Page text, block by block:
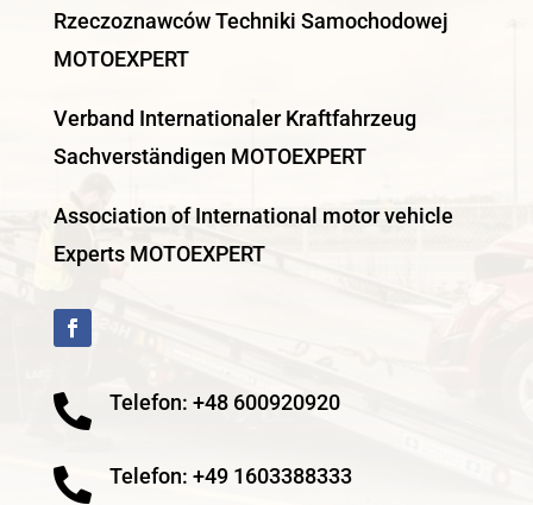
Rzeczoznawców Techniki Samochodowej
MOTOEXPERT
Verband Internationaler Kraftfahrzeug
Sachverständigen MOTOEXPERT
Association of International motor vehicle
Experts MOTOEXPERT
 Telefon: +48 600920920
 Telefon: +49 1603388333